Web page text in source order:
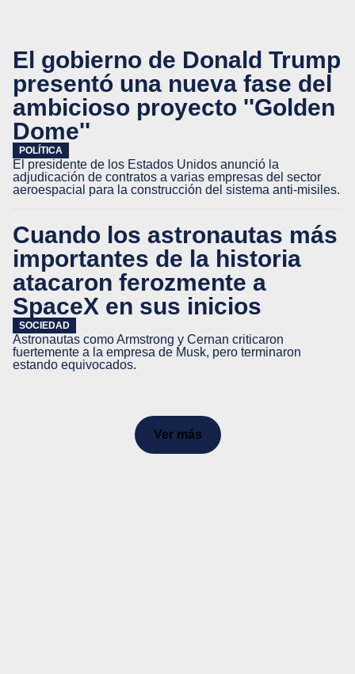
El gobierno de Donald Trump
presentó una nueva fase del
ambicioso proyecto ''Golden
Dome''
POLÍTICA
El presidente de los Estados Unidos anunció la
adjudicación de contratos a varias empresas del sector
aeroespacial para la construcción del sistema anti-misiles.
Cuando los astronautas más
importantes de la historia
atacaron ferozmente a
SpaceX en sus inicios
SOCIEDAD
Astronautas como Armstrong y Cernan criticaron
fuertemente a la empresa de Musk, pero terminaron
estando equivocados.
Ver más